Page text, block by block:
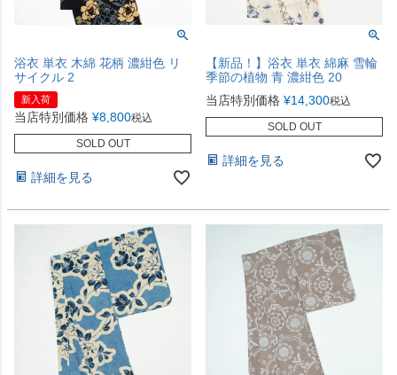
浴衣 単衣 木綿 花柄 濃紺色 リ
サイクル 2
新入荷
当店特別価格 ¥8,800税込
SOLD OUT
詳細を見る
【新品！】浴衣 単衣 綿麻 雪輪
季節の植物 青 濃紺色 20
当店特別価格 ¥14,300税込
SOLD OUT
詳細を見る